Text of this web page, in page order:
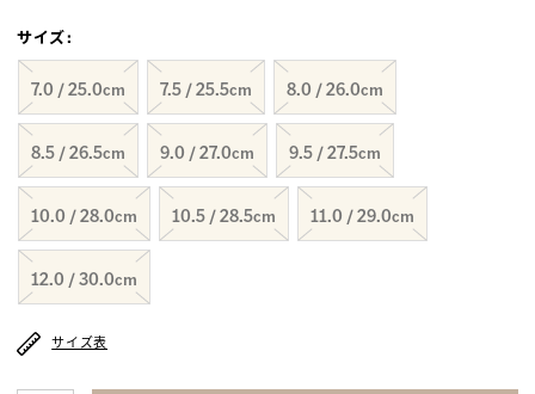
サイズ:
7.0 / 25.0cm 7.5 / 25.5cm 8.0 / 26.0cm
8.5 / 26.5cm 9.0 / 27.0cm 9.5 / 27.5cm
10.0 / 28.0cm 10.5 / 28.5cm 11.0 / 29.0cm
12.0 / 30.0cm
サイズ表